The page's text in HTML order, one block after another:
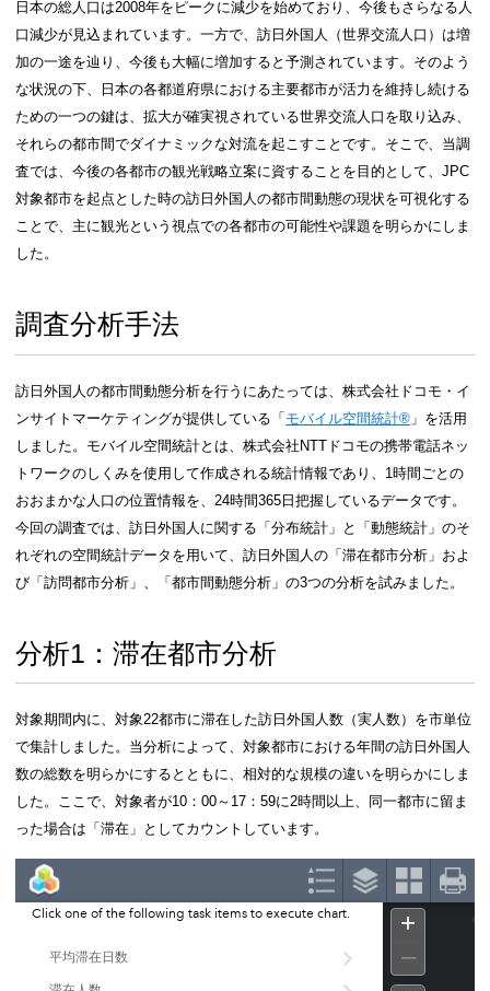
facebook twitter
背景と目的
日本の総人口は2008年をピークに減少を始めてお
加の一途を辿り、今後も大幅に増加すると予測さ
な状況の下、日本の各都道府県における主要都市
ための一つの鍵は、拡大が確実視されている世界
それらの都市間でダイナミックな対流を起こすこ
査では、今後の各都市の観光戦略立案に資するこ
対象都市を起点とした時の訪日外国人の都市間動
ことで、主に観光という視点での各都市の可能性
調査分析手法
訪日外国人の都市間動態分析を行うにあたっては
しました。モバイル空間統計とは、株式会社NTT
トワークのしくみを使用して作成される統計情報
おおまかな人口の位置情報を、24時間365日把握